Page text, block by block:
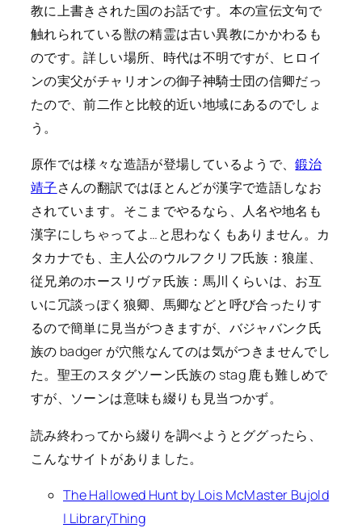
教に上書きされた国のお話です。本の宣伝文句で
触れられている獣の精霊は古い異教にかかわるも
のです。詳しい場所、時代は不明ですが、ヒロイ
ンの実父がチャリオンの御子神騎士団の信卿だっ
たので、前二作と比較的近い地域にあるのでしょ
う。
原作では様々な造語が登場しているようで、鍛治
靖子さんの翻訳ではほとんどが漢字で造語しなお
されています。そこまでやるなら、人名や地名も
漢字にしちゃってよ…と思わなくもありません。カ
タカナでも、主人公のウルフクリフ氏族：狼崖、
従兄弟のホースリヴァ氏族：馬川くらいは、お互
いに冗談っぽく狼卿、馬卿などと呼び合ったりす
るので簡単に見当がつきますが、バジャバンク氏
族の badger が穴熊なんてのは気がつきませんでし
た。聖王のスタグソーン氏族の stag 鹿も難しめで
すが、ソーンは意味も綴りも見当つかず。
読み終わってから綴りを調べようとググったら、
こんなサイトがありました。
The Hallowed Hunt by Lois McMaster Bujold
| LibraryThing